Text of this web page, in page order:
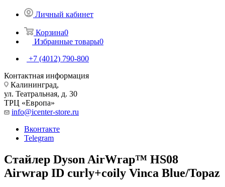
Личный кабинет
Корзина0
Избранные товары0
+7 (4012) 790-800
Контактная информация
Калининград,
ул. Театральная, д. 30
ТРЦ «Европа»
info@icenter-store.ru
Вконтакте
Telegram
Стайлер Dyson AirWrap™ HS08
Airwrap ID curly+coily Vinca Blue/Topaz